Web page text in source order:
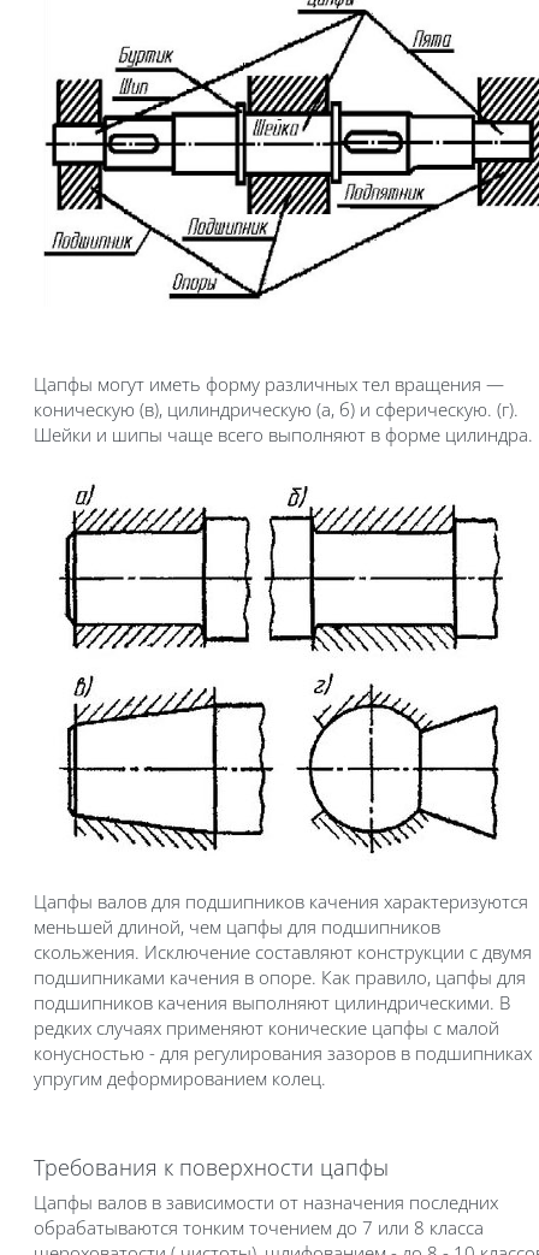
Цапфы могут иметь форму различных тел вращения —
коническую (в), цилиндрическую (а, б) и сферическую. (г).
Шейки и шипы чаще всего выполняют в форме цилиндра.
Цапфы валов для подшипников качения характеризуются
меньшей длиной, чем цапфы для подшипников
скольжения. Исключение составляют конструкции с двумя
подшипниками качения в опоре. Как правило, цапфы для
подшипников качения выполняют цилиндрическими. В
редких случаях применяют конические цапфы с малой
конусностью - для регулирования зазоров в подшипниках
упругим деформированием колец.
Требования к поверхности цапфы
Цапфы валов в зависимости от назначения последних
обрабатываются тонким точением до 7 или 8 класса